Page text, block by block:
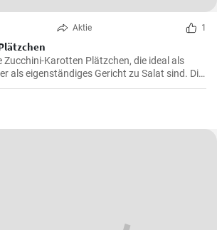
Aktie 1
Zucchini-Karotten Plätzchen, die ideal als
als eigenständiges Gericht zu Salat sind. Die
und schnell.